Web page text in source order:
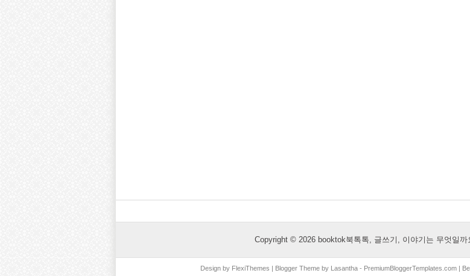
Copyright © 2026 booktok북톡톡, 글쓰기, 이야기는 무엇일까
Design by FlexiThemes | Blogger Theme by Lasantha- PremiumBloggerTemplates.com|